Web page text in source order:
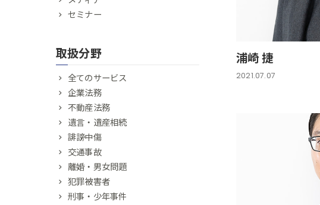
浦崎 捷
2021.07.07
セミナー
取扱分野
全てのサービス
企業法務
不動産法務
遺言・遺産相続
誹謗中傷
交通事故
離婚・男女問題
犯罪被害者
刑事・少年事件